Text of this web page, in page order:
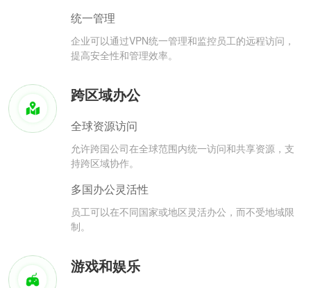
统一管理
企业可以通过VPN统一管理和监控员工的远程访问，
提高安全性和管理效率。
跨区域办公
全球资源访问
允许跨国公司在全球范围内统一访问和共享资源，支
持跨区域协作。
多国办公灵活性
员工可以在不同国家或地区灵活办公，而不受地域限
制。
游戏和娱乐